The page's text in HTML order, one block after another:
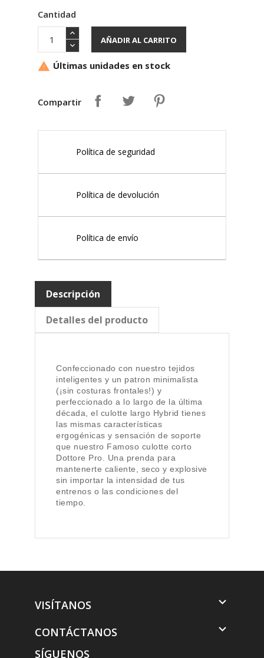
Cantidad
AÑADIR AL CARRITO
 Últimas unidades en stock
Compartir
Política de seguridad
Política de devolución
Política de envío
Descripción
Detalles del producto
Confeccionado con nuestro tejidos
inteligentes y un patron minimalista
(¡sin costuras frontales!) y
perfeccionado a lo largo de la última
década, el culotte largo Hybrid tienes
las mismas características
ergogénicas y sensación de soporte
que nuestro Famoso culotte corto
Dottore Pro. Una prenda para
mantenerte caliente, seco y explosive
sin importar la intensidad de tus
entrenos o las condiciones del
tiempo.
VISÍTANOS 
CONTÁCTANOS 
SÍGUENOS